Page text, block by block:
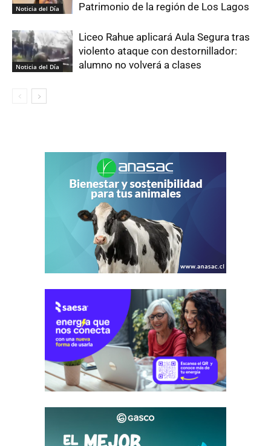
Noticia del Día
Patrimonio de la región de Los Lagos
Noticia del Día
Liceo Rahue aplicará Aula Segura tras
violento ataque con destornillador:
alumno no volverá a clases